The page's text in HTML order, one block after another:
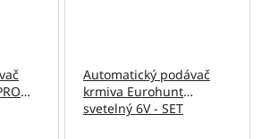
Automatický podávač
krmiva Eurohunt
svetelný 6V - SET